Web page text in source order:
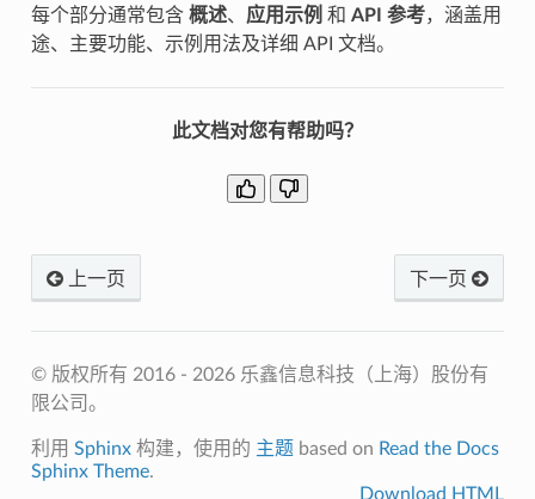
每个部分通常包含 概述、 应用示例 和 API 参考，涵盖用
途、主要功能、示例用法及详细 API 文档。
此文档对您有帮助吗？
上一页 下一页
© 版权所有 2016 - 2026 乐鑫信息科技（上海）股份有
限公司。
利用 Sphinx构建，使用的 主题 based on Read the Docs
Sphinx Theme.
Download HTML